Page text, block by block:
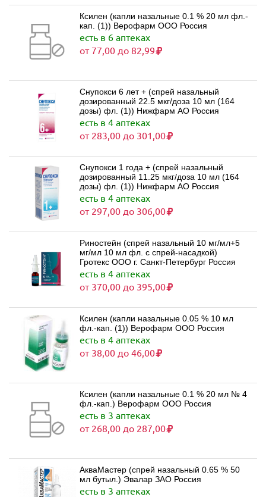
Ксилен (капли назальные 0.1 % 20 мл фл.-
кап. (1)) Верофарм ООО Россия
есть в 6 аптеках
от 77,00 до 82,99
Снупокси 6 лет + (спрей назальный
дозированный 22.5 мкг/доза 10 мл (164
дозы) фл. (1)) Нижфарм АО Россия
есть в 4 аптеках
от 283,00 до 301,00
Снупокси 1 года + (спрей назальный
дозированный 11.25 мкг/доза 10 мл (164
дозы) фл. (1)) Нижфарм АО Россия
есть в 4 аптеках
от 297,00 до 306,00
Риностейн (спрей назальный 10 мг/мл+5
мг/мл 10 мл фл. с спрей-насадкой)
Гротекс ООО г. Санкт-Петербург Россия
есть в 4 аптеках
от 370,00 до 395,00
Ксилен (капли назальные 0.05 % 10 мл
фл.-кап. (1)) Верофарм ООО Россия
есть в 4 аптеках
от 38,00 до 46,00
Ксилен (капли назальные 0.1 % 20 мл № 4
фл.-кап.) Верофарм ООО Россия
есть в 3 аптеках
от 268,00 до 287,00
АкваМастер (спрей назальный 0.65 % 50
мл бутыл.) Эвалар ЗАО Россия
есть в 3 аптеках